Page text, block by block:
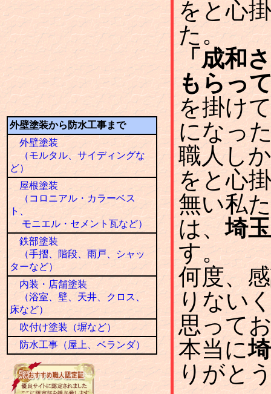
をと心
た。
「成和
もらっ
を掛け
になっ
職人し
をと心
無い私
は、埼
す。
何度、
りない
思って
本当に
りがと
外壁塗装から防水工事まで
外壁塗装
（モルタル、サイディングな
ど）
屋根塗装
（コロニアル・カラーベス
ト、
モニエル・セメント瓦など）
鉄部塗装
（手摺、階段、雨戸、シャッ
ターなど）
内装・店舗塗装
（浴室、壁、天井、クロス、
床など）
吹付け塗装（塀など）
防水工事（屋上、ベランダ）